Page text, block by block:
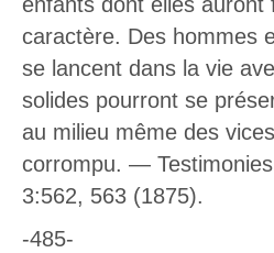
caractère. Des hommes
se lancent dans la vie
solides pourront se
au milieu même des
corrompu. —
3:562, 563 (1875).
-485-